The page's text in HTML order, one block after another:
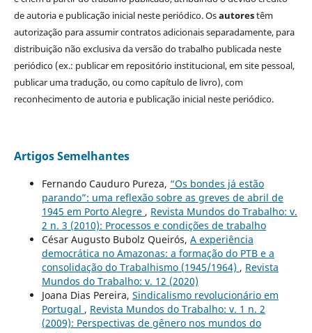
de autoria e publicação inicial neste periódico. Osautorestêm
autorização para assumir contratos adicionais separadamente, para
distribuição não exclusiva da versão do trabalho publicada neste
periódico (ex.: publicar em repositório institucional, em site pessoal,
publicar uma tradução, ou como capítulo de livro), com
reconhecimento de autoria e publicação inicial neste periódico.
Artigos Semelhantes
Fernando Cauduro Pureza, “Os bondes já estão
parando”: uma reflexão sobre as greves de abril de
1945 em Porto Alegre , Revista Mundos do Trabalho: v.
2 n. 3 (2010): Processos e condições de trabalho
César Augusto Bubolz Queirós, A experiência
democrática no Amazonas: a formação do PTB e a
consolidação do Trabalhismo (1945/1964) , Revista
Mundos do Trabalho: v. 12 (2020)
Joana Dias Pereira, Sindicalismo revolucionário em
Portugal , Revista Mundos do Trabalho: v. 1 n. 2
(2009): Perspectivas de gênero nos mundos do